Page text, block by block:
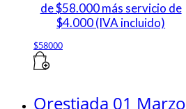
de $58.000 más servicio de
$4.000 (IVA incluido)
$58000
Orestiada 01 Marzo